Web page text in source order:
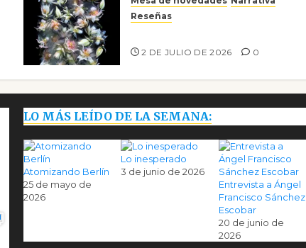
Reseñas
2 DE JULIO DE 2026 0
LO MÁS LEÍDO DE LA SEMANA:
Atomizando Berlín
25 de mayo de
2026
Lo inesperado
3 de junio de 2026
Entrevista a Ángel
Francisco Sánchez
Escobar
20 de junio de
2026